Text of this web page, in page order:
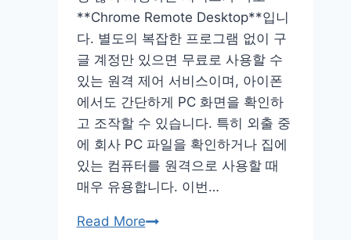
임
**Chrome Remote Desktop**입니
다. 별도의 복잡한 프로그램 없이 구
글 계정만 있으면 무료로 사용할 수
있는 원격 제어 서비스이며, 아이폰
에서도 간단하게 PC 화면을 확인하
고 조작할 수 있습니다. 특히 외출 중
에 회사 PC 파일을 확인하거나 집에
있는 컴퓨터를 원격으로 사용할 때
매우 유용합니다. 이번…
Read More아